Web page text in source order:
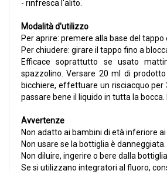
- rinfresca l'alito.
Modalità d'utilizzo
Per aprire: premere alla base del tappo
Per chiudere: girare il tappo fino a
Efficace soprattutto se usato
spazzolino. Versare 20 ml di
bicchiere, effettuare un risciacquo per
passare bene il liquido in tutta la bocca.
Avvertenze
Non adatto ai bambini di età inferiore ai
Non usare se la bottiglia è danneggiata.
Non diluire, ingerire o bere dalla
Se si utilizzano integratori al fluoro,